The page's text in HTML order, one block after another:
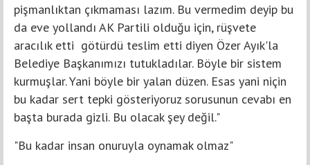
pişmanlıktan çıkmaması lazım. Bu vermedim deyip bu
da eve yollandı AK Partili olduğu için, rüşvete
aracılık etti götürdü teslim etti diyen Özer Ayık'la
Belediye Başkanımızı tutukladılar. Böyle bir sistem
kurmuşlar. Yani böyle bir yalan düzen. Esas yani niçin
bu kadar sert tepki gösteriyoruz sorusunun cevabı en
başta burada gizli. Bu olacak şey değil."
"Bu kadar insan onuruyla oynamak olmaz"